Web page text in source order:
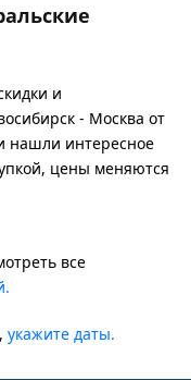
и
- Москва от
нашли интересное
цены меняются
все
укажите даты.